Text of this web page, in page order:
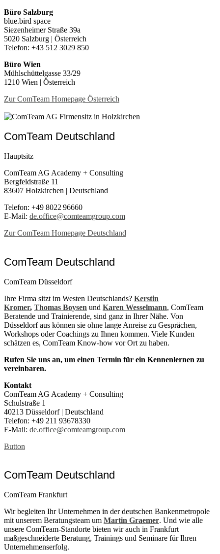
Büro Salzburg
blue.bird space
Siezenheimer Straße 39a
5020 Salzburg | Österreich
Telefon: +43 512 3029 850
Büro Wien
Mühlschüttelgasse 33/29
1210 Wien | Österreich
Zur ComTeam Homepage Österreich
ComTeam Deutschland
Hauptsitz
ComTeam AG Academy + Consulting
Bergfeldstraße 11
83607 Holzkirchen | Deutschland
Telefon: +49 8022 96660
E-Mail: de.office@comteamgroup.com
Zur ComTeam Homepage Deutschland
ComTeam Deutschland
ComTeam Düsseldorf
Ihre Firma sitzt im Westen Deutschlands? Kerstin
Kromer, Thomas Boysen und Karen Wesselmann, ComTeam
Beratende und Trainierende, sind ganz in Ihrer Nähe. Von
Düsseldorf aus können sie ohne lange Anreise zu Gesprächen,
Workshops oder Coachings zu Ihnen kommen. Viele Kunden
schätzen es, ComTeam Know-how vor Ort zu haben.
Rufen Sie uns an, um einen Termin für ein Kennenlernen zu
vereinbaren.
Kontakt
ComTeam AG Academy + Consulting
Schulstraße 1
40213 Düsseldorf | Deutschland
Telefon: +49 211 93678330
E-Mail: de.office@comteamgroup.com
Button
ComTeam Deutschland
ComTeam Frankfurt
Wir begleiten Ihr Unternehmen in der deutschen Bankenmetropole
mit unserem Beratungsteam um Martin Graemer. Und wie alle
unsere ComTeam-Standorte bieten wir auch in Frankfurt
maßgeschneiderte Beratung, Trainings und Seminare für Ihren
Unternehmenserfolg.